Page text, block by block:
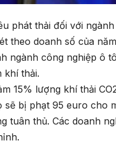
phát thải đối với
theo doanh số của
ngành công nghiệp ô
khí thải.
15% lượng khí thải
bị phạt 95 euro cho
tuân thủ. Các doanh